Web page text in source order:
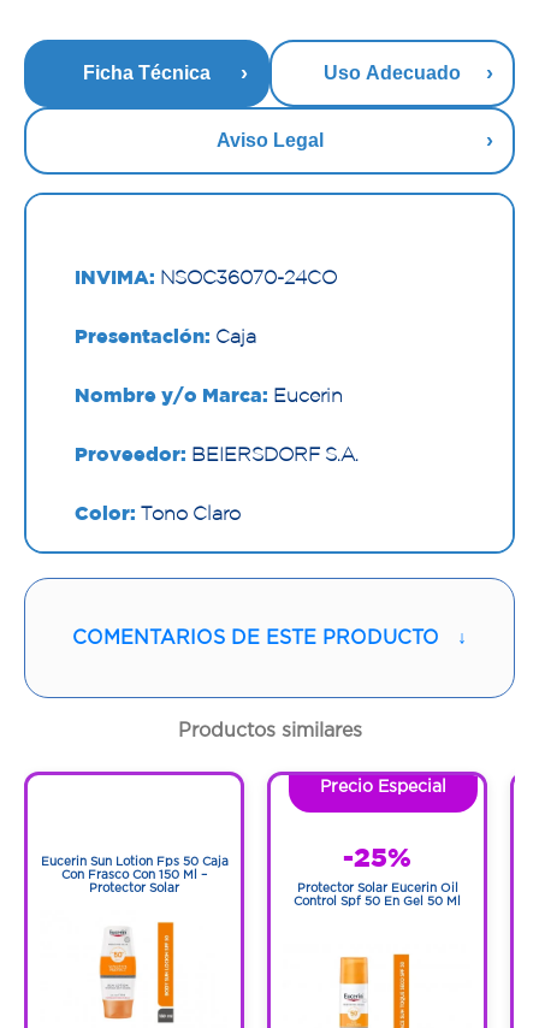
Ficha Técnica Uso Adecuado
Aviso Legal
INVIMA: NSOC36070-24CO
Presentación: Caja
Nombre y/o Marca: Eucerin
Proveedor: BEIERSDORF S.A.
Color: Tono Claro
Cantidad:1 Frasco
COMENTARIOS DE ESTE PRODUCTO ↓
Productos similares
Eucerin Sun Lotion Fps 50 Caja
Con Frasco Con 150 Ml –
Protector Solar
Precio Especial
-25%
Protector Solar Eucerin Oil
Control Spf 50 En Gel 50 Ml